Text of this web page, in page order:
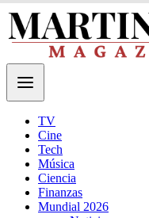
TV
Cine
Tech
Música
Ciencia
Finanzas
Mundial 2026